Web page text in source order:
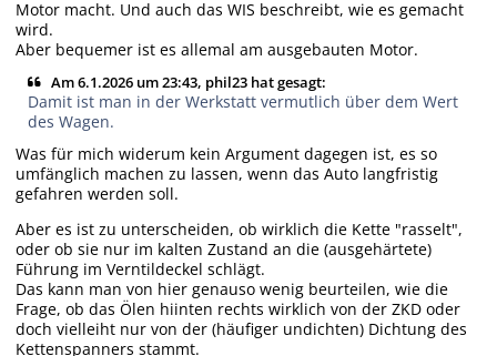
Motor macht. Und auch das WIS beschreibt, wie es gemacht
wird.
Aber bequemer ist es allemal am ausgebauten Motor.
Am 6.1.2026 um 23:43, phil23 hat gesagt:
Damit ist man in der Werkstatt vermutlich über dem Wert
des Wagen.
Was für mich widerum kein Argument dagegen ist, es so
umfänglich machen zu lassen, wenn das Auto langfristig
gefahren werden soll.
Aber es ist zu unterscheiden, ob wirklich die Kette "rasselt",
oder ob sie nur im kalten Zustand an die (ausgehärtete)
Führung im Verntildeckel schlägt.
Das kann man von hier genauso wenig beurteilen, wie die
Frage, ob das Ölen hiinten rechts wirklich von der ZKD oder
doch vielleiht nur von der (häufiger undichten) Dichtung des
Kettenspanners stammt.